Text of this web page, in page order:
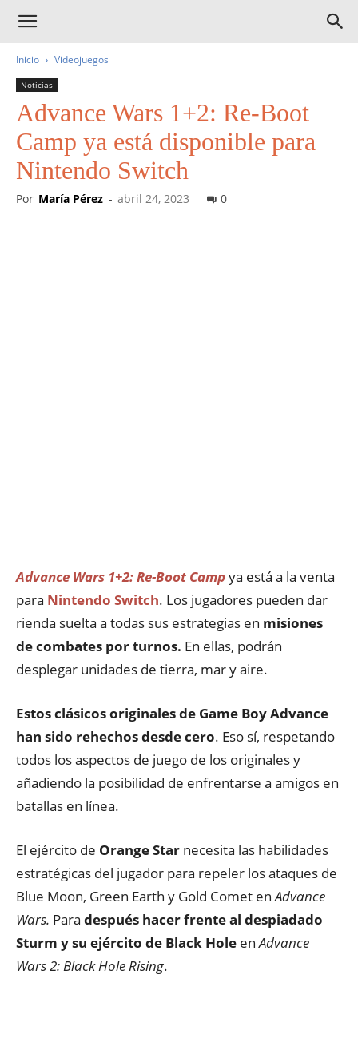
Inicio Videojuegos
Noticias
Advance Wars 1+2: Re-Boot
Camp ya está disponible para
Nintendo Switch
Por María Pérez - abril 24, 2023 0
Advance Wars 1+2: Re-Boot Campya está a la venta
para Nintendo Switch. Los jugadores pueden dar
rienda suelta a todas sus estrategias en misiones
de combates por turnos. En ellas, podrán
desplegar unidades de tierra, mar y aire.
Estos clásicos originales de Game Boy Advance
han sido rehechos desde cero. Eso sí, respetando
todos los aspectos de juego de los originales y
añadiendo la posibilidad de enfrentarse a amigos en
batallas en línea.
El ejército de Orange Star necesita las habilidades
estratégicas del jugador para repeler los ataques de
Blue Moon, Green Earth y Gold Comet enAdvance
Wars. Para después hacer frente al despiadado
Sturm y su ejército de Black Hole enAdvance
Wars 2: Black Hole Rising.